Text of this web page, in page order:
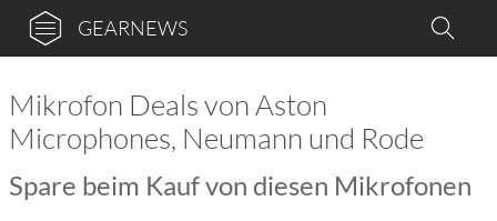
GEARNEWS
Mikrofon Deals von Aston
Microphones, Neumann und Rode
Spare beim Kauf von diesen Mikrofonen